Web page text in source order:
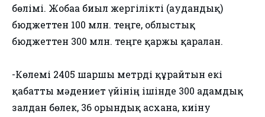
бөлімі. Жобаға биыл жергілікті (аудандық)
бюджеттен 100 млн. теңге, облыстық
бюджеттен 300 млн. теңге қаржы қаралған.
-Көлемі 2405 шаршы метрді құрайтын екі
қабатты мәдениет үйінің ішінде 300 адамдық
залдан бөлек, 36 орындық асхана, киіну